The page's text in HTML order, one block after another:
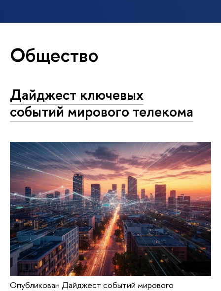
Общество
Дайджест ключевых
событий мирового телекома
Опубликован Дайджест событий мирового